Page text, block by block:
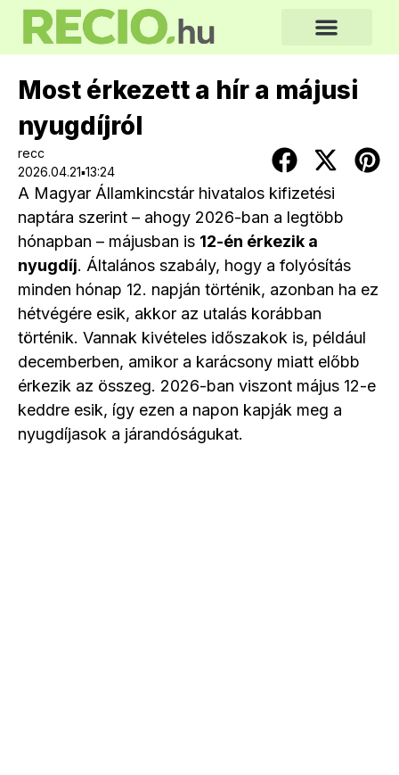
Most érkezett a hír a májusi
nyugdíjról
recc
2026.04.21▪13:24
A Magyar Államkincstár hivatalos kifizetési
naptára szerint – ahogy 2026-ban a legtöbb
hónapban – májusban is 12-én érkezik a
nyugdíj. Általános szabály, hogy a folyósítás
minden hónap 12. napján történik, azonban ha ez
hétvégére esik, akkor az utalás korábban
történik. Vannak kivételes időszakok is, például
decemberben, amikor a karácsony miatt előbb
érkezik az összeg. 2026-ban viszont május 12-e
keddre esik, így ezen a napon kapják meg a
nyugdíjasok a járandóságukat.